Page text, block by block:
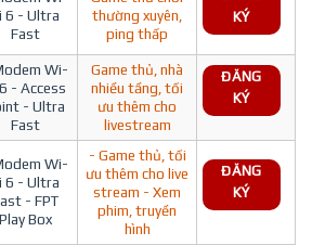
6 - Ultra
Fast
thường xuyên,
ping thấp
KÝ
Wi-
- Access
- Ultra
Fast
Game thủ, nhà
nhiều tầng, tối
ưu thêm cho
livestream
ĐĂNG
KÝ
Wi-
6 - Ultra
- FPT
Play Box
- Game thủ, tối
ưu thêm cho live
stream - Xem
phim, truyền
hình
ĐĂNG
KÝ